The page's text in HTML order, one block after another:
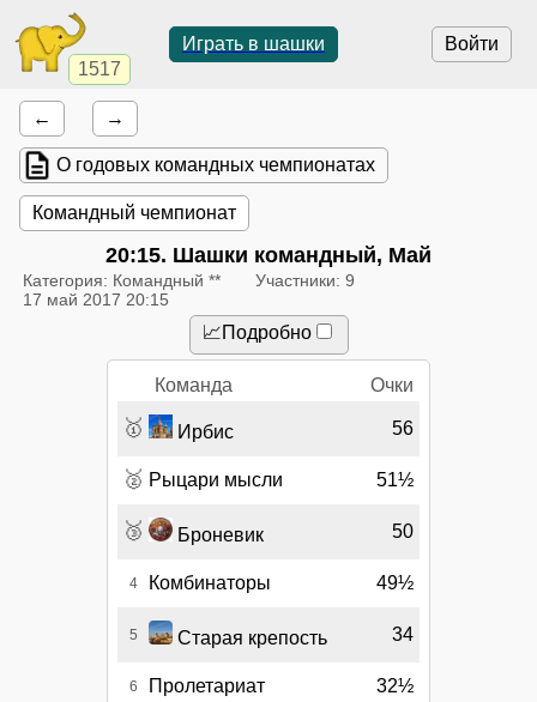
1517
Войти
Играть в шашки
← →
О годовых командных чемпионатах
Командный чемпионат
20:15. Шашки командный, Май
Категория: Командный **
Участники: 9
17 май 2017 20:15
📈Подробно
Команда Очки
🥇 Ирбис 56
🥈 Рыцари мысли 51½
🥉 Броневик 50
4 Комбинаторы 49½
5 Старая крепость 34
6 Пролетариат 32½